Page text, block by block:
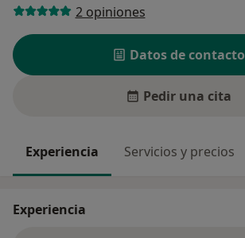
2 opiniones
Datos de contacto
Pedir una cita
Experiencia Servicios y precios
Experiencia